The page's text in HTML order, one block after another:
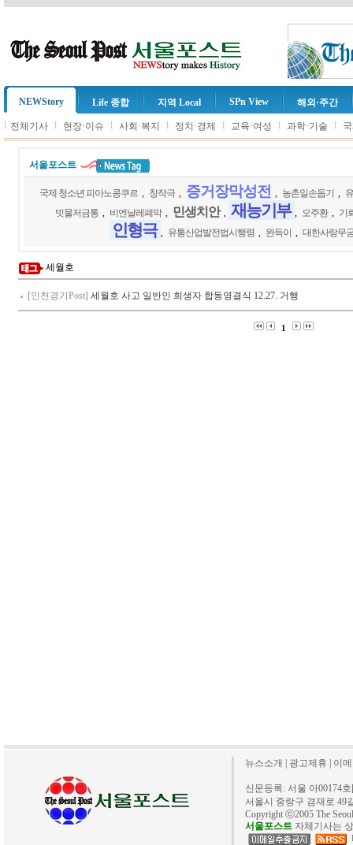
NEWStory Life 종합 지역 Local SPn View 해외·주간
l 전체기사 l 현장·이슈 l 사회·복지 l 정치·경제 l 교육·여성 l 과학·기술 l
서울포스트
국제 청소년 피아노콩쿠르 창작극 증거장막성전 농촌일손돕기
빗물저금통
비엔날레폐막 민생치안 재능기부 오주환 기
인형극 유통산업발전법시행령 완득이 대한사랑무
세월호
[인천경기Post] 세월호 사고 일반인 희생자 합동영결식 12.27. 거행
1
뉴스소개 광고제휴 이
신문등록: 서울 아00174
서울시 중랑구 겸재로 49
Copyright ⓒ2005 The
서울포스트 자체기사는